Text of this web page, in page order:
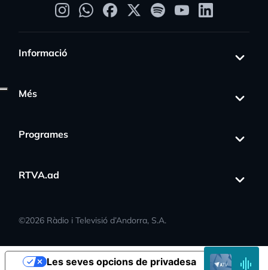
Informació
Més
Programes
RTVA.ad
©2026 Ràdio i Televisió d’Andorra, S.A.
EN
DIRECTELes seves opcions de privadesa